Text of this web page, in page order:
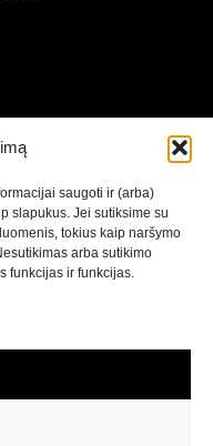
saugoti ir (arba)
slapukus. Jei sutiksime su
tokius kaip naršymo
arba sutikimo
funkcijas ir funkcijas.